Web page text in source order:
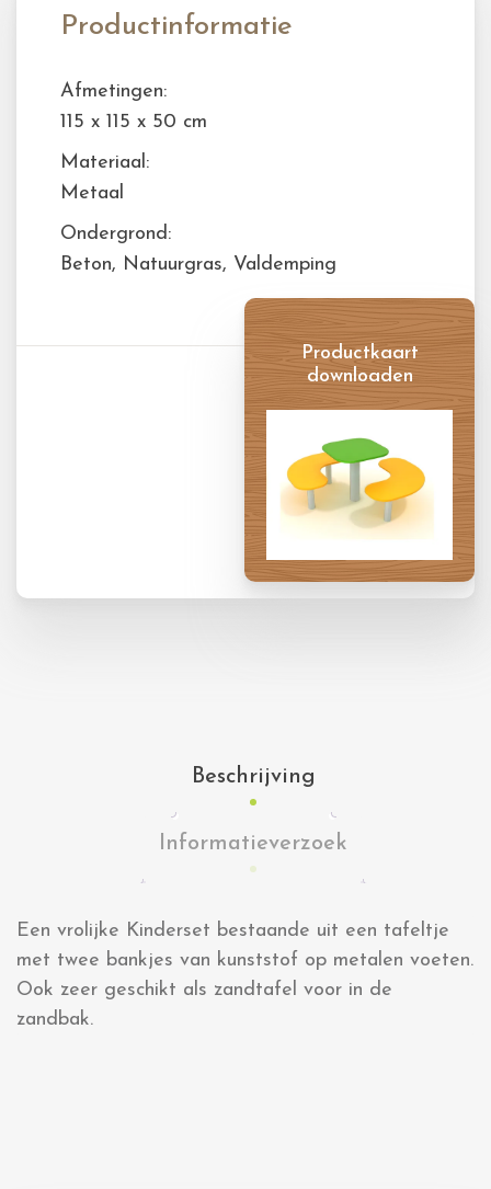
Productinformatie
Afmetingen:
115 x 115 x 50 cm
Materiaal:
Metaal
Ondergrond:
Beton, Natuurgras, Valdemping
Productkaart
downloaden
Beschrijving
Informatieverzoek
Een vrolijke Kinderset bestaande uit een tafeltje
met twee bankjes van kunststof op metalen voeten.
Ook zeer geschikt als zandtafel voor in de
zandbak.